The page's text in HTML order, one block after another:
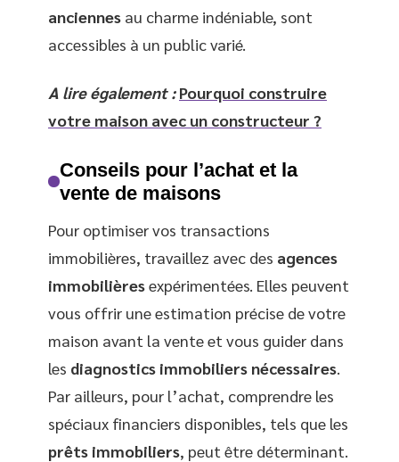
anciennes au charme indéniable, sont
accessibles à un public varié.
A lire également : Pourquoi construire
votre maison avec un constructeur ?
Conseils pour l’achat et la
vente de maisons
Pour optimiser vos transactions
immobilières, travaillez avec des agences
immobilièresexpérimentées. Elles peuvent
vous offrir une estimation précise de votre
maison avant la vente et vous guider dans
les diagnostics immobiliers nécessaires
Par ailleurs, pour l’achat, comprendre les
spéciaux financiers disponibles, tels que les
prêts immobiliers, peut être déterminant.